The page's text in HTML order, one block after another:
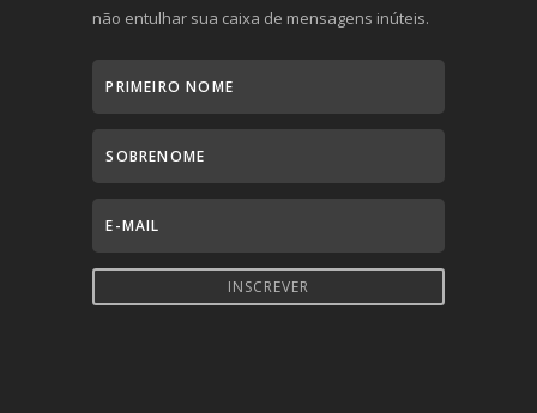
não entulhar sua caixa de mensagens inúteis.
INSCREVER